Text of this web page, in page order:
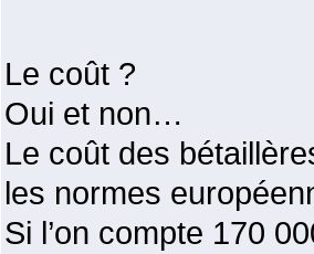
Le coût ?
Oui et non…
Le coût des
les normes
Si l’on compte 170